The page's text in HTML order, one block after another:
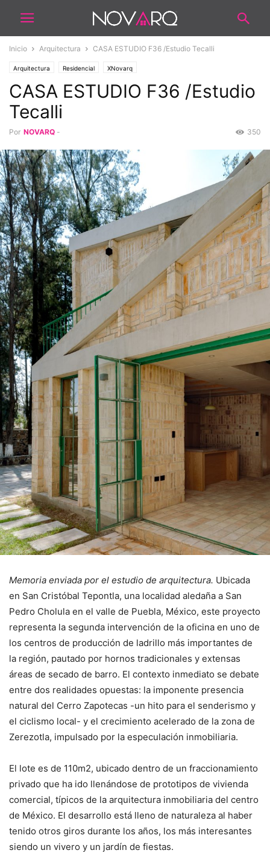
Inicio Arquitectura CASA ESTUDIO F36 /Estudio Tecalli
Arquitectura Residencial XNovarq
CASA ESTUDIO F36 /Estudio
Tecalli
Por NOVARQ - 350
Memoria enviada por el estudio de arquitectura. Ubicada
en San Cristóbal Tepontla, una localidad aledaña a San
Pedro Cholula en el valle de Puebla, México, este proyecto
representa la segunda intervención de la oficina en uno de
los centros de producción de ladrillo más importantes de
la región, pautado por hornos tradicionales y extensas
áreas de secado de barro. El contexto inmediato se debate
entre dos realidades opuestas: la imponente presencia
natural del Cerro Zapotecas -un hito para el senderismo y
el ciclismo local- y el crecimiento acelerado de la zona de
Zerezotla, impulsado por la especulación inmobiliaria.
El lote es de 110m2, ubicado dentro de un fraccionamiento
privado que ha ido llenándose de prototipos de vivienda
comercial, típicos de la arquitectura inmobiliaria del centro
de México. El desarrollo está lleno de naturaleza al haber
tenido otros giros durante los años, los más interesantes
siendo un vivero y un jardín de fiestas.